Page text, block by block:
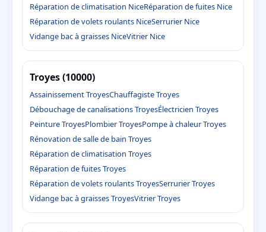
Réparation de climatisation NiceRéparation de fuites Nice
Réparation de volets roulants NiceSerrurier Nice
Vidange bac à graisses NiceVitrier Nice
Troyes (10000)
Assainissement TroyesChauffagiste Troyes
Débouchage de canalisations TroyesÉlectricien Troyes
Peinture TroyesPlombier TroyesPompe à chaleur Troyes
Rénovation de salle de bain Troyes
Réparation de climatisation Troyes
Réparation de fuites Troyes
Réparation de volets roulants TroyesSerrurier Troyes
Vidange bac à graisses TroyesVitrier Troyes